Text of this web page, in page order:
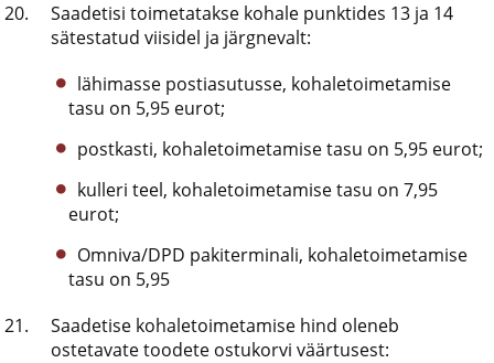
Saadetisi toimetatakse kohale punktides 13 ja 14
sätestatud viisidel ja järgnevalt:
lähimasse postiasutusse, kohaletoimetamise
tasu on 5,95 eurot;
postkasti, kohaletoimetamise tasu on 5,95 eurot;
kulleri teel, kohaletoimetamise tasu on 7,95
eurot;
Omniva/DPD pakiterminali, kohaletoimetamise
tasu on 5,95
Saadetise kohaletoimetamise hind oleneb
ostetavate toodete ostukorvi väärtusest: